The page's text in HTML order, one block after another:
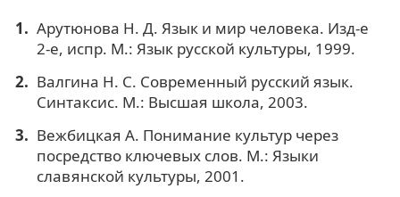
Арутюнова Н. Д. Язык и мир человека. Изд-е
2-е, испр. М.: Язык русской культуры, 1999.
Валгина Н. С. Современный русский язык.
Синтаксис. М.: Высшая школа, 2003.
Вежбицкая А. Понимание культур через
посредство ключевых слов. М.: Языки
славянской культуры, 2001.